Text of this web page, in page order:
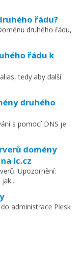
řádu?
druhého řádu,
řádu k
tedy aby další
druhého
s pomocí DNS je
domény
ic.cz
Upozornění:
administrace Plesk